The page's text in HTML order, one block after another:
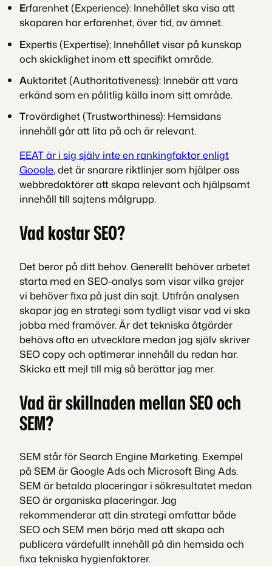
Erfarenhet (Experience): Innehållet ska visa att
skaparen har erfarenhet, över tid, av ämnet.
Expertis (Expertise); Innehållet visar på kunskap
och skicklighet inom ett specifikt område.
Auktoritet (Authoritativeness): Innebär att vara
erkänd som en pålitlig källa inom sitt område.
Trovärdighet (Trustworthiness): Hemsidans
innehåll går att lita på och är relevant.
EEAT är i sig själv inte en rankingfaktor enligt
Google, det är snarare riktlinjer som hjälper oss
webbredaktörer att skapa relevant och hjälpsamt
innehåll till sajtens målgrupp.
Vad kostar SEO?
Det beror på ditt behov. Generellt behöver arbetet
starta med en SEO-analys som visar vilka grejer
vi behöver fixa på just din sajt. Utifrån analysen
skapar jag en strategi som tydligt visar vad vi ska
jobba med framöver. Är det tekniska åtgärder
behövs ofta en utvecklare medan jag själv skriver
SEO copy och optimerar innehåll du redan har.
Skicka ett mejl till mig så berättar jag mer.
Vad är skillnaden mellan SEO och
SEM?
SEM står för Search Engine Marketing. Exempel
på SEM är Google Ads och Microsoft Bing Ads.
SEM är betalda placeringar i sökresultatet medan
SEO är organiska placeringar. Jag
rekommenderar att din strategi omfattar både
SEO och SEM men börja med att skapa och
publicera värdefullt innehåll på din hemsida och
fixa tekniska hygienfaktorer.